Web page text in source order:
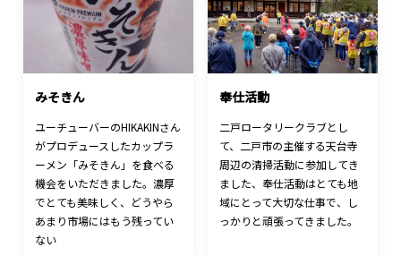
みそきん
ユーチューバーのHIKAKINさん
がプロデュースしたカップラ
ーメン「みそきん」を食べる
機会をいただきました。濃厚
でとても美味しく、どうやら
あまり市場にはもう残ってい
ない
奉仕活動
二戸ロータリークラブとし
て、二戸市の主催する天台寺
周辺の清掃活動に参加してき
ました、奉仕活動はとても地
域にとって大切な仕事で、し
っかりと頑張ってきました。